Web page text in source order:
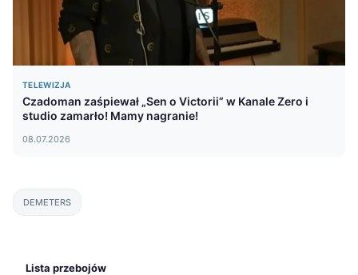
TELEWIZJA
Czadoman zaśpiewał „Sen o Victorii” w Kanale Zero i
studio zamarło! Mamy nagranie!
08.07.2026
DEMETERS
Lista przebojów